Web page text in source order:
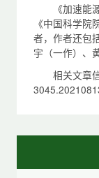
《加速能
《中国科学
者，作者还包
宇（一作）、
相关文章